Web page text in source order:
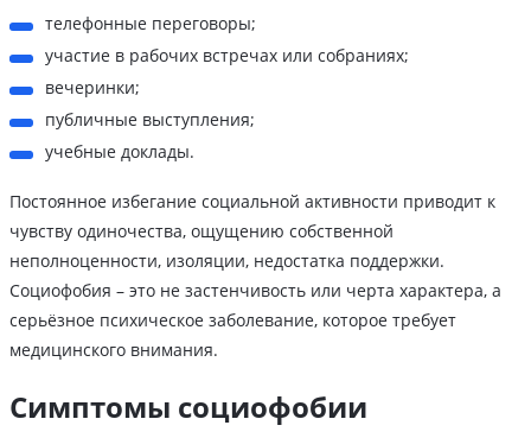
телефонные переговоры;
участие в рабочих встречах или собраниях;
вечеринки;
публичные выступления;
учебные доклады.
Постоянное избегание социальной активности приводит к
чувству одиночества, ощущению собственной
неполноценности, изоляции, недостатка поддержки.
Социофобия – это не застенчивость или черта характера, а
серьёзное психическое заболевание, которое требует
медицинского внимания.
Симптомы социофобии